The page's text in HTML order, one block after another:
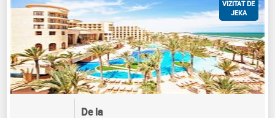
VIZITAT DE
JEKA
De la